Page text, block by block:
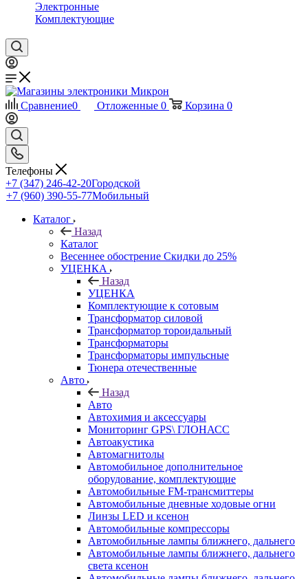
Электронные
Комплектующие
Сравнение0 Отложенные 0 Корзина 0
Телефоны
+7 (347) 246-42-20Городской
+7 (960) 390-55-77Мобильный
Каталог
Назад
Каталог
Весеннее обострение Скидки до 25%
УЦЕНКА
Назад
УЦЕНКА
Комплектующие к сотовым
Трансформатор силовой
Трансформатор тороидальный
Трансформаторы
Трансформаторы импульсные
Тюнера отечественные
Авто
Назад
Авто
Автохимия и аксессуары
Мониторинг GPS\ ГЛОНАСС
Автоакустика
Автомагнитолы
Автомобильное дополнительное
оборудование, комплектующие
Автомобильные FM-трансмиттеры
Автомобильные дневные ходовые огни
Линзы LED и ксенон
Автомобильные компрессоры
Автомобильные лампы ближнего, дальнего
Автомобильные лампы ближнего, дальнего
света ксенон